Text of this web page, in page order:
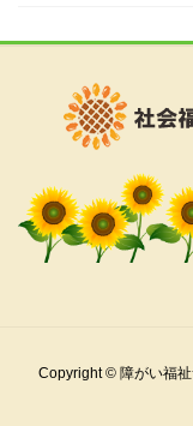
Copyright © 障がい福祉